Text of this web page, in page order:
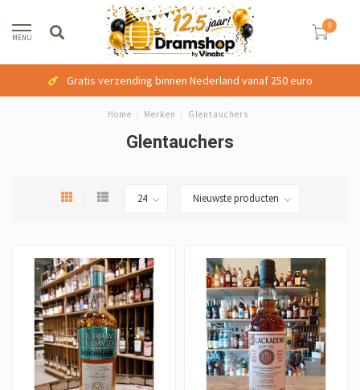
MENU
0
Gratis verzending binnen Nederland vanaf 250 euro
Home Merken Glentauchers
Glentauchers